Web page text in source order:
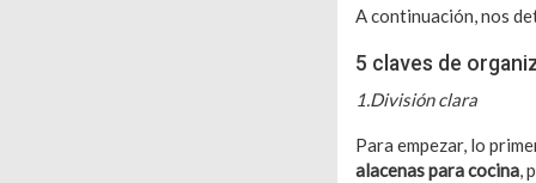
A continuación, nos
5 claves de
1.División clara
Para empezar, lo
alacenas para cocina,